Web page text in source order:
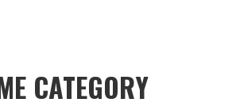
CATEGORY